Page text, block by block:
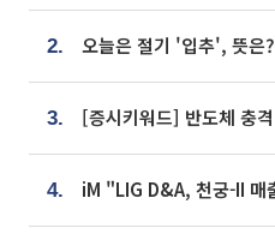
2. 오늘은 절기 '입추', 뜻은?
3.
4.